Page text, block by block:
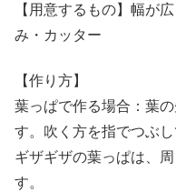
【用意するもの】幅が
み・カッター
【作り方】
葉っぱで作る場合 ：葉
す。吹く方を指でつぶし
ギザギザの葉っぱは、
す。